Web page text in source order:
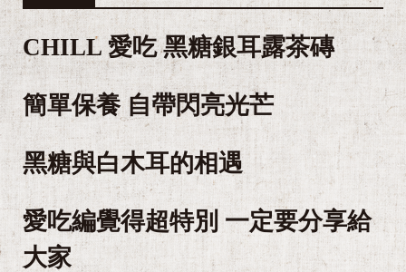
CHILL 愛吃 黑糖銀耳露茶磚
簡單保養 自帶閃亮光芒
黑糖與白木耳的相遇
愛吃編覺得超特別 一定要分享給
大家